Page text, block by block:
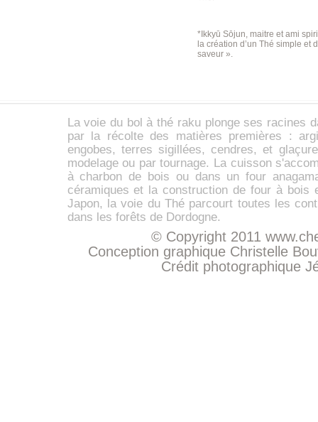
*Ikkyū Sōjun, maitre et ami
la création d’un Thé simple et
saveur ».
La voie du bol à thé raku plonge ses racines
par la récolte des matières premières :
engobes, terres sigillées, cendres, et
modelage ou par tournage. La cuisson
à charbon de bois ou dans un four
céramiques et la construction de four à
Japon, la voie du Thé parcourt toutes les
dans les forêts de Dordogne.
© Copyright 2011
Conception graphique Christelle
Crédit photographique